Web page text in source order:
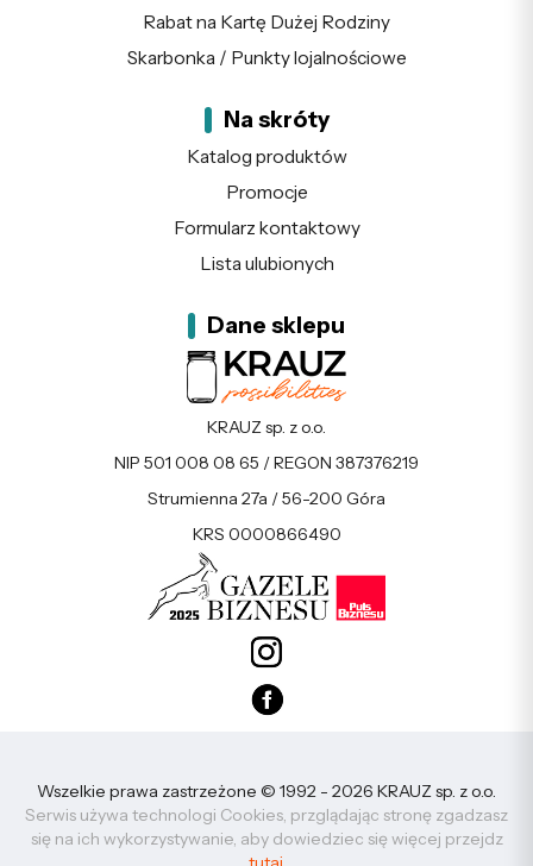
Rabat na Kartę Dużej Rodziny
Skarbonka / Punkty lojalnościowe
Na skróty
Katalog produktów
Promocje
Formularz kontaktowy
Lista ulubionych
Dane sklepu
KRAUZ sp. z o.o.
NIP 501 008 08 65 / REGON 387376219
Strumienna 27a / 56-200 Góra
KRS 0000866490
Wszelkie prawa zastrzeżone © 1992 - 2026 KRAUZ sp. z o.o.
Serwis używa technologi Cookies, przglądając stronę zgadzasz
się na ich wykorzystywanie, aby dowiedziec się więcej przejdz